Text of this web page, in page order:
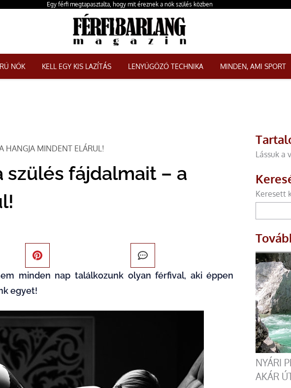
Egy férfi megtapasztalta, hogy mit éreznek a nők szülés közben
NŐK KELL EGY KIS LAZÍTÁS LENYŰGÖZŐ TECHNIKA MINDEN, AMI SPORT
HANGJA MINDENT ELÁRUL!
fájdalmait – a
minden nap találkozunk olyan férfival, aki éppen
egyet!
Lássuk a
Keresett
NYÁRI
AKÁR